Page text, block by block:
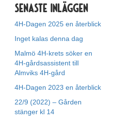
Senaste inläggen
4H-Dagen 2025 en återblick
Inget kalas denna dag
Malmö 4H-krets söker en
4H-gårdsassistent till
Almviks 4H-gård
4H-Dagen 2023 en återblick
22/9 (2022) – Gården
stänger kl 14